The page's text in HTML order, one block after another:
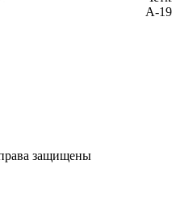
A-
защищены